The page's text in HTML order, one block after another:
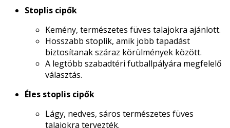
Stoplis cipők
Kemény, természetes füves talajokra ajánlott.
Hosszabb stoplik, amik jobb tapadást
biztosítanak száraz körülmények között.
A legtöbb szabadtéri futballpályára megfelelő
választás.
Éles stoplis cipők
Lágy, nedves, sáros természetes füves
talajokra tervezték.